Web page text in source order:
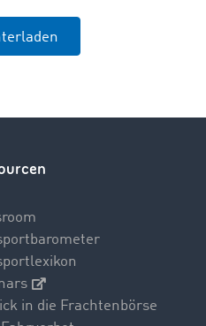
in die Frachtenbörse